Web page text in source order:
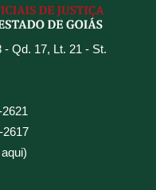
- Qd. 17, Lt. 21 - St.
2617